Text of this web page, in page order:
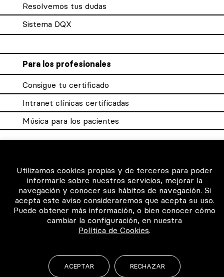
Resolvemos tus dudas
Sistema DQX
Para los profesionales
Consigue tu certificado
Intranet clínicas certificadas
Música para los pacientes
©2026 Todos los derechos reservados
Utilizamos cookies propias y de terceros para poder
informarle sobre nuestros servicios, mejorar la
navegación y conocer sus hábitos de navegación. Si
acepta este aviso consideraremos que acepta su uso.
Puede obtener más información, o bien conocer cómo
cambiar la configuración, en nuestra
Política de Cookies.
ACEPTAR RECHAZAR